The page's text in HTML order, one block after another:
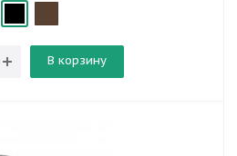
В корзину